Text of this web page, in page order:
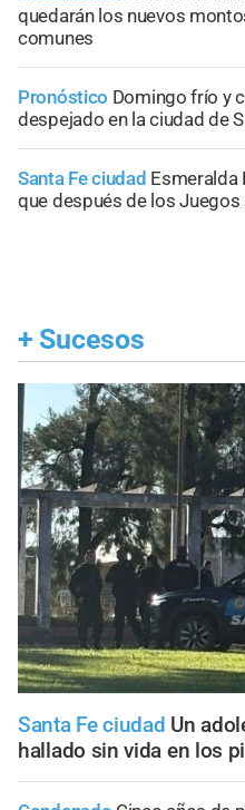
quedarán los nuevos
comunes
Pronóstico Domingo frío y
despejado en la ciudad de
Santa Fe ciudad Esmeralda
que después de los
+ Sucesos
Santa Fe ciudad Un
hallado sin vida en los